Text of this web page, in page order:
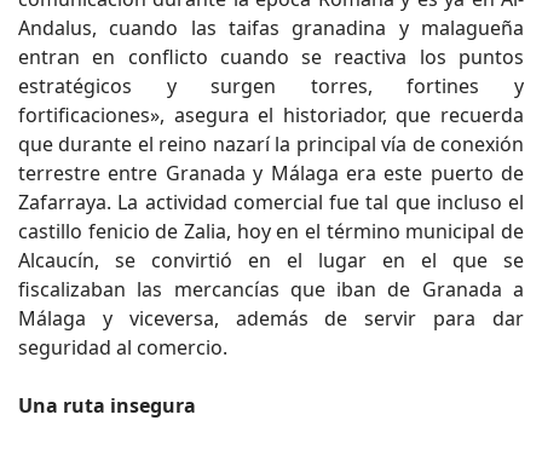
Andalus, cuando las taifas granadina y malagueña
entran en conflicto cuando se reactiva los puntos
estratégicos y surgen torres, fortines y
fortificaciones», asegura el historiador, que recuerda
que durante el reino nazarí la principal vía de conexión
terrestre entre Granada y Málaga era este puerto de
Zafarraya. La actividad comercial fue tal que incluso el
castillo fenicio de Zalia, hoy en el término municipal de
Alcaucín, se convirtió en el lugar en el que se
fiscalizaban las mercancías que iban de Granada a
Málaga y viceversa, además de servir para dar
seguridad al comercio.
Una ruta insegura